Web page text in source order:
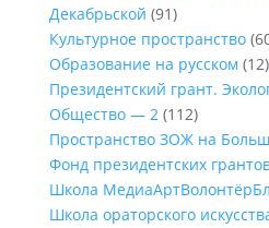
Декабрьской (91)
Культурное пространство
Образование на русском (12)
Президентский грант.
Общество — 2(112)
Пространство ЗОЖ на
Фонд президентских
Школа
Школа ораторского